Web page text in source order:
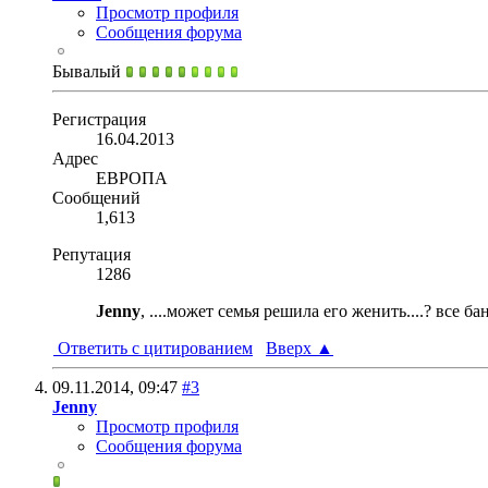
Просмотр профиля
Сообщения форума
Бывалый
Регистрация
16.04.2013
Адрес
ЕВРОПА
Сообщений
1,613
Репутация
1286
Jenny, ....может семья решила его женить....? все
Ответить с цитированием
Вверх ▲
09.11.2014, 09:47 #3
Jenny
Просмотр профиля
Сообщения форума